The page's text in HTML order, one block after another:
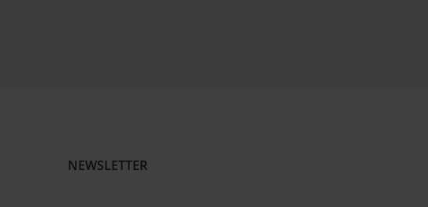
NEWSLETTER